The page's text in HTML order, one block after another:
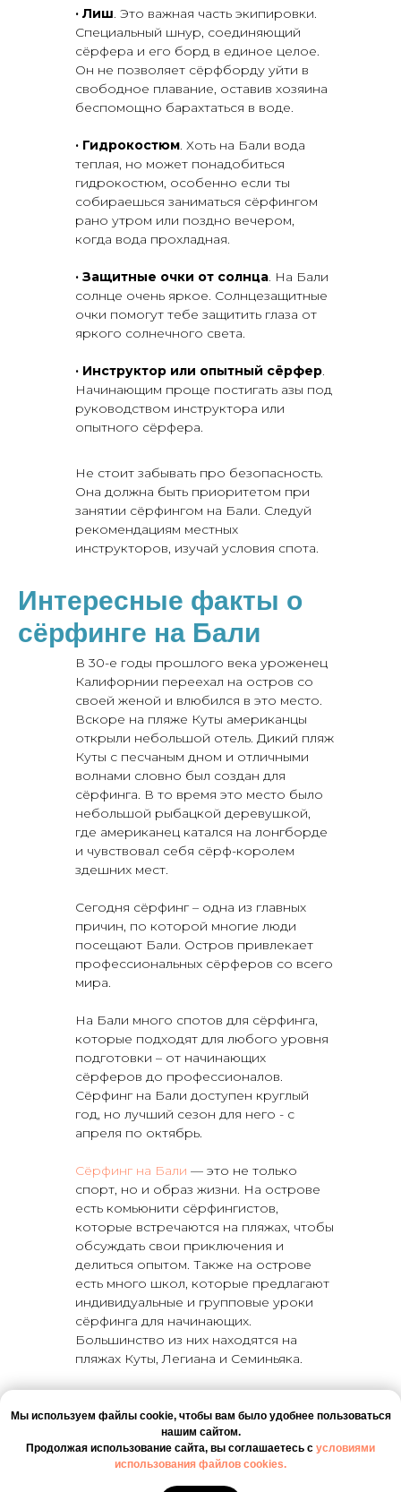
· Лиш. Это важная часть экипировки.
Специальный шнур, соединяющий
сёрфера и его борд в единое целое.
Он не позволяет сёрфборду уйти в
свободное плавание, оставив хозяина
беспомощно барахтаться в воде.
· Гидрокостюм. Хоть на Бали вода
теплая, но может понадобиться
гидрокостюм, особенно если ты
собираешься заниматься сёрфингом
рано утром или поздно вечером,
когда вода прохладная.
· Защитные очки от солнца. На Бали
солнце очень яркое. Солнцезащитные
очки помогут тебе защитить глаза от
яркого солнечного света.
· Инструктор или опытный сёрфер.
Начинающим проще постигать азы под
руководством инструктора или
опытного сёрфера.
Не стоит забывать про безопасность.
Она должна быть приоритетом при
занятии сёрфингом на Бали. Следуй
рекомендациям местных
инструкторов, изучай условия спота.
Интересные факты о
сёрфинге на Бали
В 30-е годы прошлого века уроженец
Калифорнии переехал на остров со
своей женой и влюбился в это место.
Вскоре на пляже Куты американцы
открыли небольшой отель. Дикий пляж
Куты с песчаным дном и отличными
волнами словно был создан для
сёрфинга. В то время это место было
небольшой рыбацкой деревушкой,
где американец катался на лонгборде
и чувствовал себя сёрф-королем
здешних мест.
Сегодня сёрфинг – одна из главных
причин, по которой многие люди
посещают Бали. Остров привлекает
профессиональных сёрферов со всего
мира.
На Бали много спотов для сёрфинга,
которые подходят для любого уровня
подготовки – от начинающих
сёрферов до профессионалов.
Сёрфинг на Бали доступен круглый
год, но лучший сезон для него - с
апреля по октябрь.
Сёрфинг на Бали — это не только
спорт, но и образ жизни. На острове
есть комьюнити сёрфингистов,
которые встречаются на пляжах, чтобы
обсуждать свои приключения и
делиться опытом. Также на острове
есть много школ, которые предлагают
индивидуальные и групповые уроки
сёрфинга для начинающих.
Большинство из них находятся на
пляжах Куты, Легиана и Семиньяка.
соревнований по сёрфингу, включая
Bali Pro, Oakley Pro Bali и Rip Curl Cup
Padang Padang. Они привлекают
профессиональных сёрферов со всего
Мы используем файлы cookie, чтобы вам было удобнее пользоваться
нашим сайтом.
Продолжая использование сайта, вы соглашаетесь c условиями
использования файлов cookies.